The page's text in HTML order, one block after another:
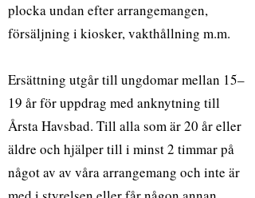
plocka undan efter arrangemangen,
försäljning i kiosker, vakthållning m.m.
Ersättning utgår till ungdomar mellan 15–
19 år för uppdrag med anknytning till
Årsta Havsbad. Till alla som är 20 år eller
äldre och hjälper till i minst 2 timmar på
något av av våra arrangemang och inte är